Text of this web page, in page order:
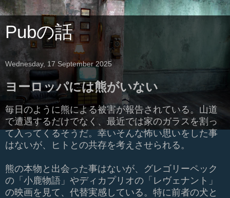
Pubの話
Wednesday, 17 September 2025
ヨーロッパには熊がいない
毎日のように熊による被害が報告されている。山道
で遭遇するだけでなく、最近では家のガラスを割っ
て入ってくるそうだ。幸いそんな怖い思いをした事
はないが、ヒトとの共存を考えさせられる。
熊の本物と出会った事はないが、グレゴリーペック
の「小鹿物語」やディカプリオの「レヴェナント」
の映画を見て、代替実感している。特に前者の犬と